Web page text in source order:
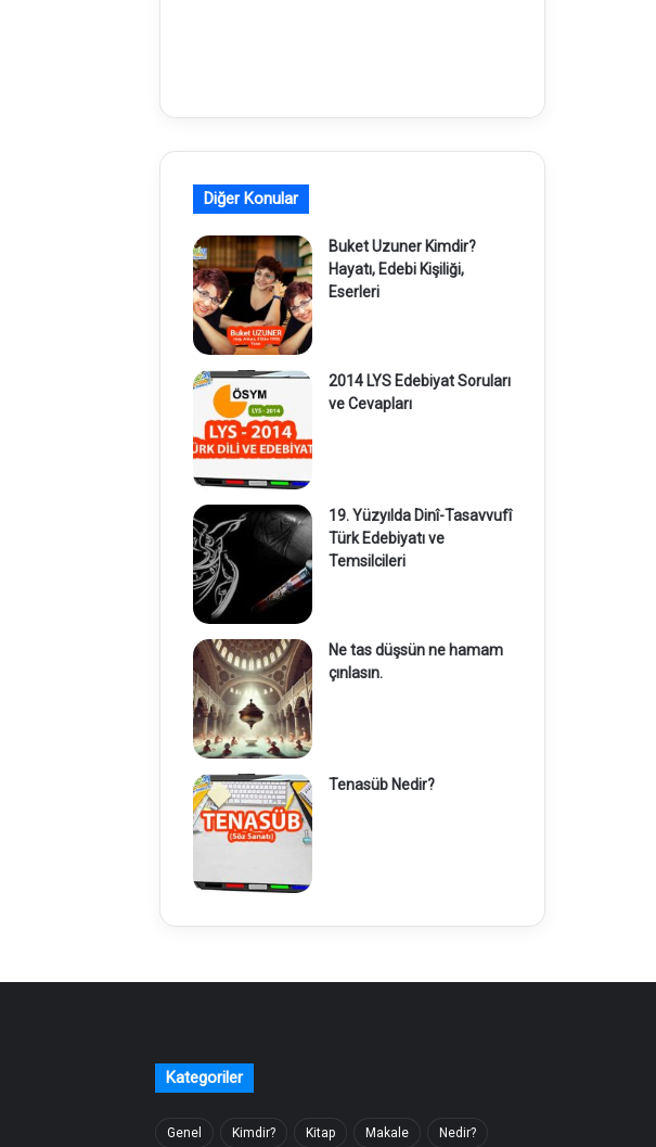
Diğer Konular
Buket Uzuner Kimdir?
Hayatı, Edebi Kişiliği,
Eserleri
2014 LYS Edebiyat Soruları
ve Cevapları
19. Yüzyılda Dinî-Tasavvufî
Türk Edebiyatı ve
Temsilcileri
Ne tas düşsün ne hamam
çınlasın.
Tenasüb Nedir?
Kategoriler
Genel Kimdir? Kitap Makale Nedir?